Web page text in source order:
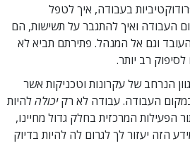
בעבודה, איך לטפל
העבודה ואיך להתגבר על תשישות, הם
וגם אל המנהל. פתירתם תביא לא
רב יותר.
הנרחב של עקרונות וטכניקות אשר
העבודה. עבודה לא רקיכולהלהיות
המרכזית בחלק גדול מחיינו,
הזה יעזור לך לגרום לה להיות בדיוק